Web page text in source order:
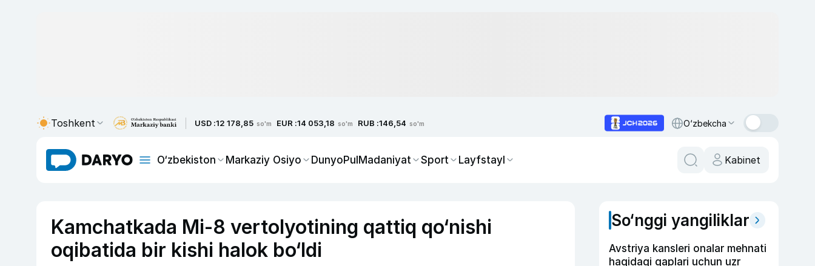
Toshkent USD :12 178,85 so'm EUR :14 053,18 so'm RUB :146,54 so'm O‘zbekcha
O‘zbekiston Markaziy Osiyo DunyoPulMadaniyat Sport Layfstayl Kabinet
Kamchatkada Mi-8 vertolyotining qattiq qo‘nishi
oqibatida bir kishi halok bo‘ldi
So‘nggi yangiliklar
Avstriya kansleri onalar mehnati
haqidagi gaplari uchun uzr